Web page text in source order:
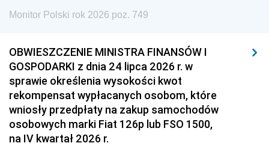
Monitor Polski rok 2026 poz. 749
OBWIESZCZENIE MINISTRA FINANSÓW I
GOSPODARKI z dnia 24 lipca 2026 r. w
sprawie określenia wysokości kwot
rekompensat wypłacanych osobom, które
wniosły przedpłaty na zakup samochodów
osobowych marki Fiat 126p lub FSO 1500,
na IV kwartał 2026 r.